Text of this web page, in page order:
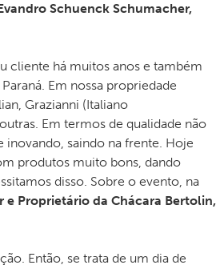
Schuenck Schumacher,
cliente há muitos anos e também
Em nossa propriedade
Grazianni (Italiano
Em termos de qualidade não
inovando, saindo na frente. Hoje
produtos muito bons, dando
disso. Sobre o evento, na
Proprietário da Chácara Bertolin,
Então, se trata de um dia de